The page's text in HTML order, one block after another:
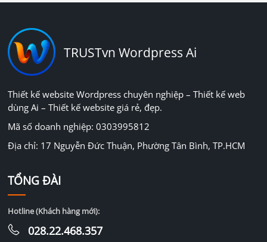
TRUSTvn Wordpress Ai
Thiết kế website Wordpress chuyên nghiệp – Thiết kế web
dùng Ai – Thiết kế website giá rẻ, đẹp.
Mã số doanh nghiệp: 0303995812
Địa chỉ: 17 Nguyễn Đức Thuận, Phường Tân Bình, TP.HCM
TỔNG ĐÀI
Hotline (Khách hàng mới):
028.22.468.357